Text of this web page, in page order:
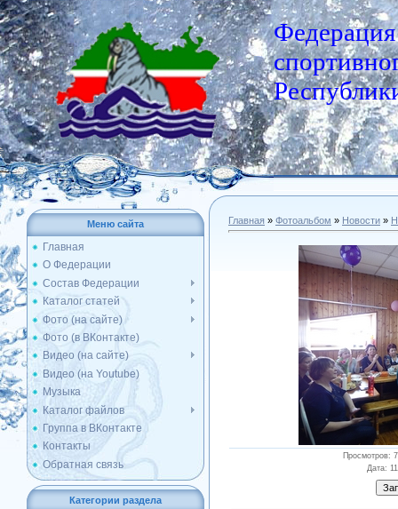
Федерация
Меню сайта
Главная
О Федерации
Состав Федерации
Каталог статей
Фото (на сайте)
Фото (в ВКонтакте)
Видео (на сайте)
Видео (на Youtube)
Музыка
Каталог файлов
Группа в ВКонтакте
Контакты
Обратная связь
Категории раздела
Главная » Фотоальбом » Новости »
Просмотров:
Дата: